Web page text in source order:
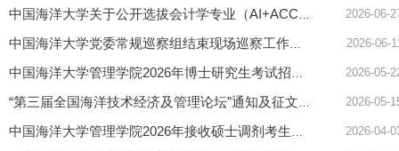
2026-06-
2026-06-
2026-05-
2026-05-
2026-04-